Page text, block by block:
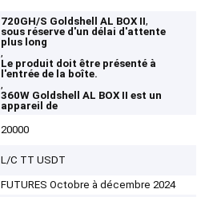
720GH/S Goldshell AL BOX II,
sous réserve d'un délai d'attente
plus long
,
Le produit doit être présenté à
l'entrée de la boîte.
,
360W Goldshell AL BOX II est un
appareil de
20000
L/C TT USDT
FUTURES Octobre à décembre 2024